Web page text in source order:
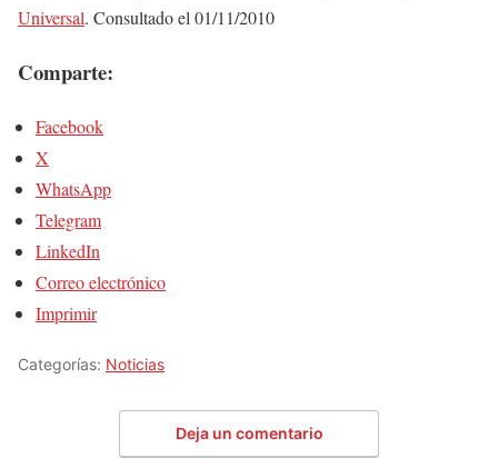
Universal. Consultado el 01/11/2010
Comparte:
Facebook
X
WhatsApp
Telegram
LinkedIn
Correo electrónico
Imprimir
Categorías: Noticias
Deja un comentario